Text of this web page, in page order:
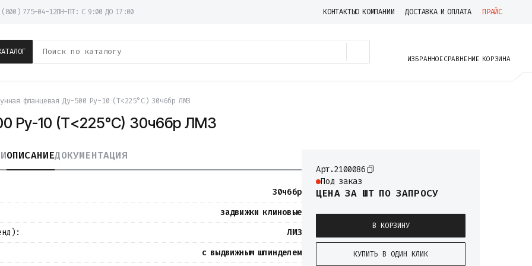
(800) 775-04-12ПН-ПТ: С 9:00 ДО 17:00 КОНТАКТЫО КОМПАНИИ ДОСТАВКА И ОПЛАТА ПРАЙС
ИЗБРАННОЕСРАВНЕНИЕ КОРЗИНА
фланцевая Ду-500 Ру-10 (Т<225°С) 30ч6бр ЛМЗ
Ру-10 (Т<225°С) 30ч6бр ЛМЗ
ОПИСАНИЕДОКУМЕНТАЦИЯ
30ч6бр
задвижки клиновые
ЛМЗ
с выдвижным шпинделем
Арт.2100086
Под заказ
ЦЕНА ЗА ШТ ПО ЗАПРОСУ
В КОРЗИНУ
КУПИТЬ В ОДИН КЛИК